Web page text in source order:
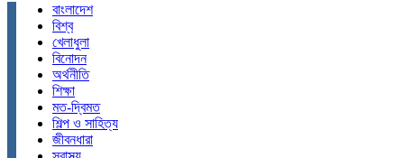
বাংলাদেশ
বিশ্ব
খেলাধুলা
বিনোদন
অর্থনীতি
শিক্ষা
মত-দ্বিমত
শিল্প ও সাহিত্য
জীবনধারা